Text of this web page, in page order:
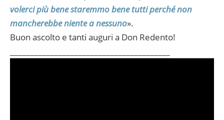
volerci più bene staremmo bene tutti perché non
mancherebbe niente a nessuno».
Buon ascolto e tanti auguri a Don Redento!